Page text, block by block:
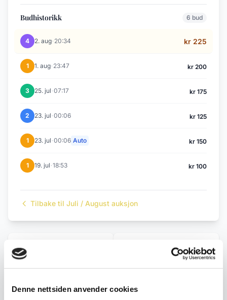
Denne nettsiden anvender cookies
Budhistorikk 6 bud
4 2. aug· 20:34 kr 225
1 1. aug· 23:47 kr 200
3 25. jul·07:17 kr 175
2 23. jul·00:06 kr 125
1 23. jul·00:06 Auto kr 150
1 19. jul·18:53 kr 100
Tilbake til Juli / August auksjon
#71